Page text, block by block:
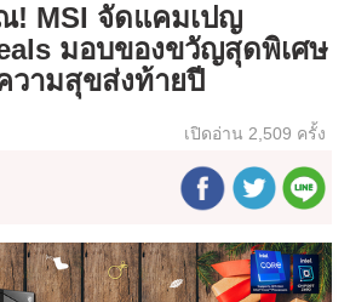
! MSI จัดแคมเปญ
มอบของขวัญสุดพิเศษ
วามสุขส่งท้ายปี
เปิดอ่าน 2,509 ครั้ง